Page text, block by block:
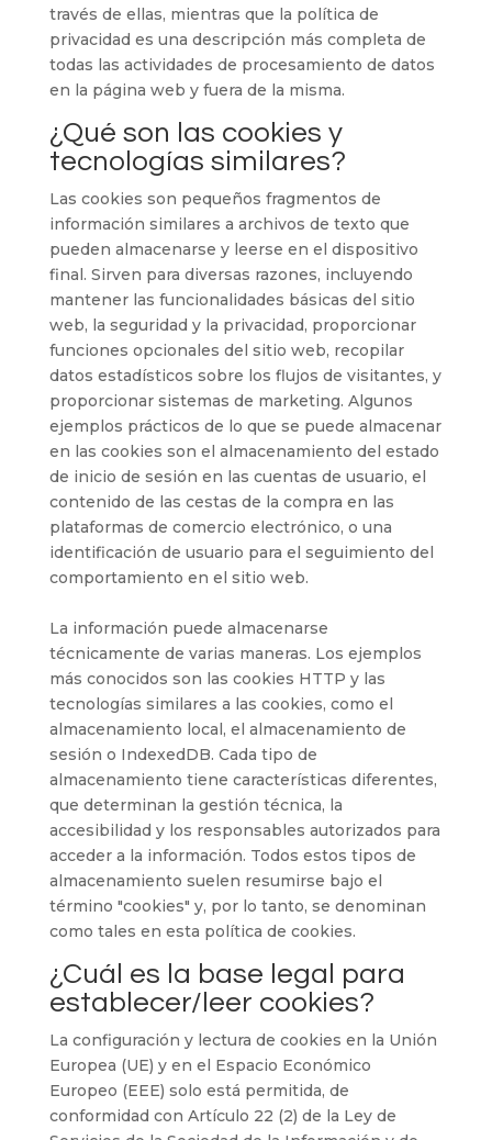
través de ellas, mientras que la política de
privacidad es una descripción más completa de
todas las actividades de procesamiento de datos
en la página web y fuera de la misma.
¿Qué son las cookies y
tecnologías similares?
Las cookies son pequeños fragmentos de
información similares a archivos de texto que
pueden almacenarse y leerse en el dispositivo
final. Sirven para diversas razones, incluyendo
mantener las funcionalidades básicas del sitio
web, la seguridad y la privacidad, proporcionar
funciones opcionales del sitio web, recopilar
datos estadísticos sobre los flujos de visitantes, y
proporcionar sistemas de marketing. Algunos
ejemplos prácticos de lo que se puede almacenar
en las cookies son el almacenamiento del estado
de inicio de sesión en las cuentas de usuario, el
contenido de las cestas de la compra en las
plataformas de comercio electrónico, o una
identificación de usuario para el seguimiento del
comportamiento en el sitio web.
La información puede almacenarse
técnicamente de varias maneras. Los ejemplos
más conocidos son las cookies HTTP y las
tecnologías similares a las cookies, como el
almacenamiento local, el almacenamiento de
sesión o IndexedDB. Cada tipo de
almacenamiento tiene características diferentes,
que determinan la gestión técnica, la
accesibilidad y los responsables autorizados para
acceder a la información. Todos estos tipos de
almacenamiento suelen resumirse bajo el
término "cookies" y, por lo tanto, se denominan
como tales en esta política de cookies.
¿Cuál es la base legal para
establecer/leer cookies?
La configuración y lectura de cookies en la Unión
Europea (UE) y en el Espacio Económico
Europeo (EEE) solo está permitida, de
conformidad con Artículo 22 (2) de la Ley de